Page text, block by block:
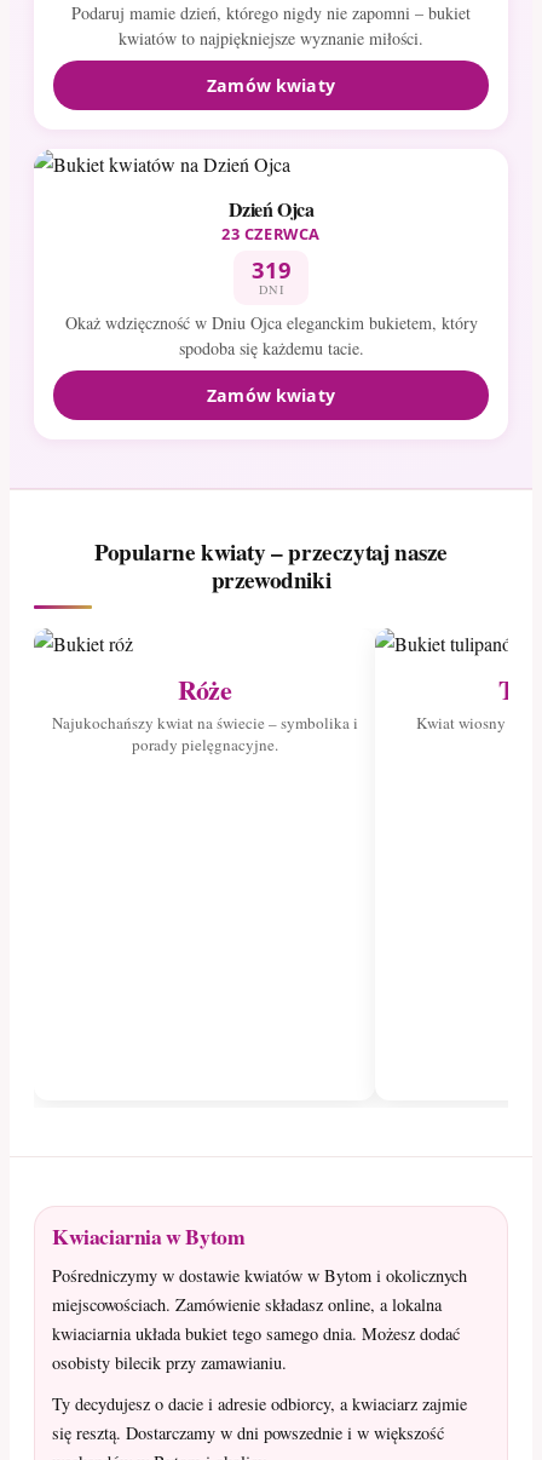
Podaruj mamie dzień, którego nigdy nie zapomni – bukiet
kwiatów to najpiękniejsze wyznanie miłości.
Zamów kwiaty
Dzień Ojca
23 CZERWCA
319
DNI
Okaż wdzięczność w Dniu Ojca eleganckim bukietem, który
spodoba się każdemu tacie.
Zamów kwiaty
Popularne kwiaty – przeczytaj nasze
przewodniki
Róże
Najukochańszy kwiat na świecie – symbolika i
porady pielęgnacyjne.
Kwiat wiosny –
Kwiaciarnia w Bytom
Pośredniczymy w dostawie kwiatów w Bytom i okolicznych
miejscowościach. Zamówienie składasz online, a lokalna
kwiaciarnia układa bukiet tego samego dnia. Możesz dodać
osobisty bilecik przy zamawianiu.
Ty decydujesz o dacie i adresie odbiorcy, a kwiaciarz zajmie
się resztą. Dostarczamy w dni powszednie i w większość